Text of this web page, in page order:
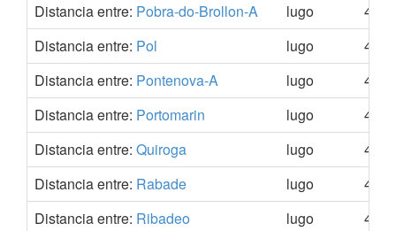
Distancia entre: Pobra-do-Brollon-A lugo
Distancia entre: Pol lugo
Distancia entre: Pontenova-A lugo
Distancia entre: Portomarin lugo
Distancia entre: Quiroga lugo
Distancia entre: Rabade lugo
Distancia entre: Ribadeo lugo